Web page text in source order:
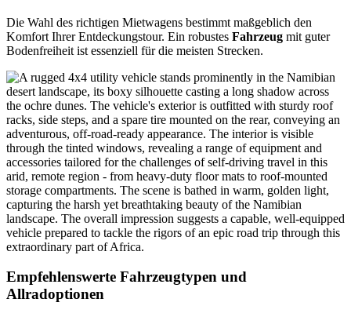
Die Wahl des richtigen Mietwagens bestimmt maßgeblich den
Komfort Ihrer Entdeckungstour. Ein robustes Fahrzeug mit guter
Bodenfreiheit ist essenziell für die meisten Strecken.
Empfehlenswerte Fahrzeugtypen und
Allradoptionen